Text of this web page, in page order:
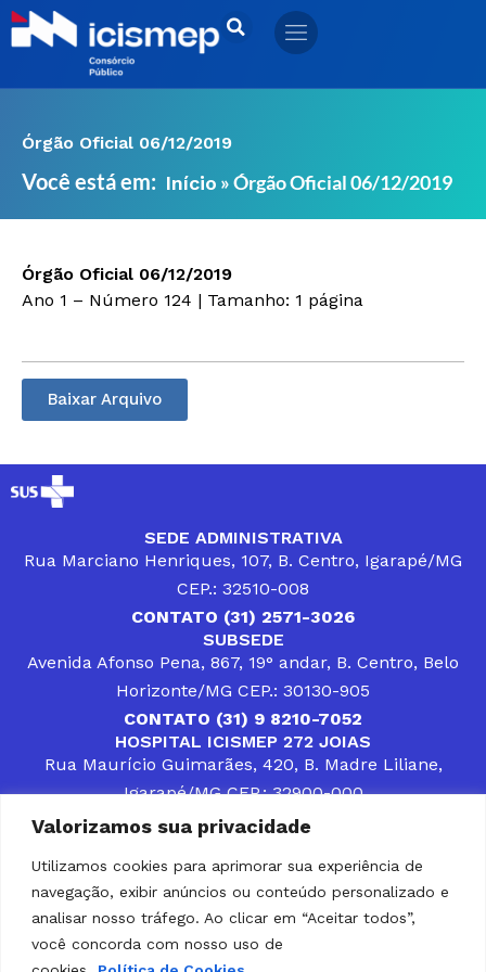
Valorizamos sua privacidade
Utilizamos cookies para aprimorar sua experiência de
navegação, exibir anúncios ou conteúdo personalizado e
analisar nosso tráfego. Ao clicar em “Aceitar todos”,
você concorda com nosso uso de
Ir
para
Órgão Oficial 06/12/2019
Você está em: Início »Órgão Oficial 06/12/2019
Órgão Oficial 06/12/2019
Ano 1 – Número 124 | Tamanho: 1 página
Baixar Arquivo
SEDE ADMINISTRATIVA
Rua Marciano Henriques, 107, B. Centro, Igarapé/MG
CEP.: 32510-008
CONTATO (31) 2571-3026
SUBSEDE
Avenida Afonso Pena, 867, 19° andar, B. Centro, Belo
Horizonte/MG CEP.: 30130-905
CONTATO (31) 9 8210-7052
HOSPITAL ICISMEP 272 JOIAS
Rua Maurício Guimarães, 420, B. Madre Liliane,
Igarapé/MG CEP.: 32900-000
CONTATOS (31) 3512-4400 ou (31) 9 8309-8660
DESENVOLVER SOLUÇÕES, AÇÕES E SERVIÇOS
PÚBLICOS QUE COMPLEMENTEM A ASSISTÊNCIA À
POPULAÇÃO DA REGIÃO EM QUE ATUA, SENDO
PARCEIRO DOS MUNICÍPIOS CONSORCIADOS NA
SOLUÇÃO DE DIFICULDADES ENFRENTADAS POR
GESTORES MUNICIPAIS, É O COMPROMISSO DO
ICISMEP.